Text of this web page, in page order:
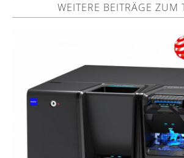
WEITERE BEITRÄGE ZUM